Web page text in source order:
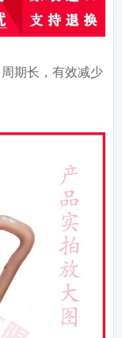
期长，有效减少